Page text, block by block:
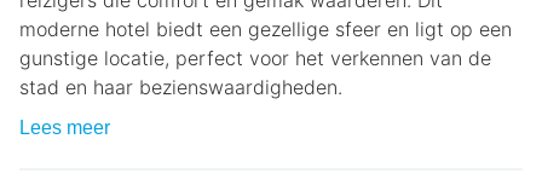
moderne hotel biedt een gezellige sfeer en ligt op een
gunstige locatie, perfect voor het verkennen van de
stad en haar bezienswaardigheden.
Lees meer